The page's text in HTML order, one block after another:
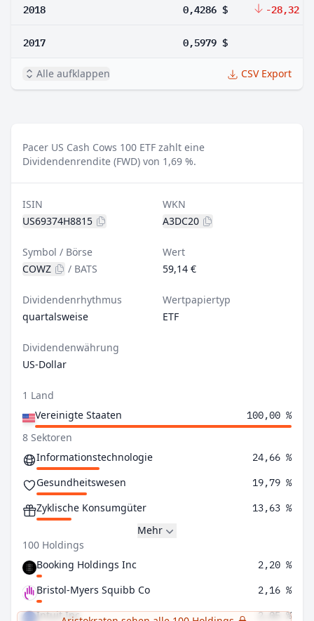
2018 0,4286 $ -28,32 %
2017 0,5979 $
Alle aufklappen CSV Export
Pacer US Cash Cows 100 ETF zahlt eine
Dividendenrendite (FWD) von 1,69 %.
ISIN
US69374H8815
WKN
A3DC20
Symbol / Börse
COWZ
/ BATS
Wert
59,14 €
Dividendenrhythmus
quartalsweise
Wertpapiertyp
ETF
Dividendenwährung
US-Dollar
1 Land
Vereinigte Staaten
100,00 %
8 Sektoren
Informationstechnologie
24,66 %
Gesundheitswesen 19,79 %
Zyklische Konsumgüter 13,63 %
Mehr
100 Holdings
Booking Holdings Inc
2,20 %
Bristol-Myers Squibb Co 2,16 %
Intuit Inc 2,05 %